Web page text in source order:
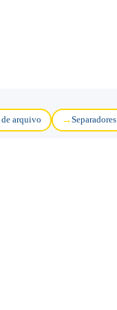
de arquivo Separadores